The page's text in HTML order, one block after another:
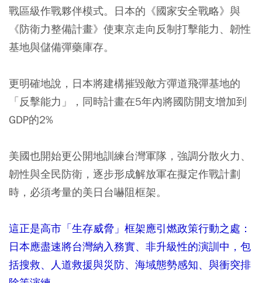
戰區級作戰夥伴模式。日本的《國家安全戰略》與
《防衛力整備計畫》使東京走向反制打擊能力、韌性
基地與儲備彈藥庫存。
更明確地說，日本將建構摧毀敵方彈道飛彈基地的
「反擊能力」，同時計畫在5年內將國防開支增加到
GDP的2%
美國也開始更公開地訓練台灣軍隊，強調分散火力、
韌性與全民防衛，逐步形成解放軍在擬定作戰計劃
時，必須考量的美日台嚇阻框架。
這正是高市「生存威脅」框架應引燃政策行動之處：
日本應盡速將台灣納入務實、非升級性的演訓中，包
括搜救、人道救援與災防、海域態勢感知、與衝突排